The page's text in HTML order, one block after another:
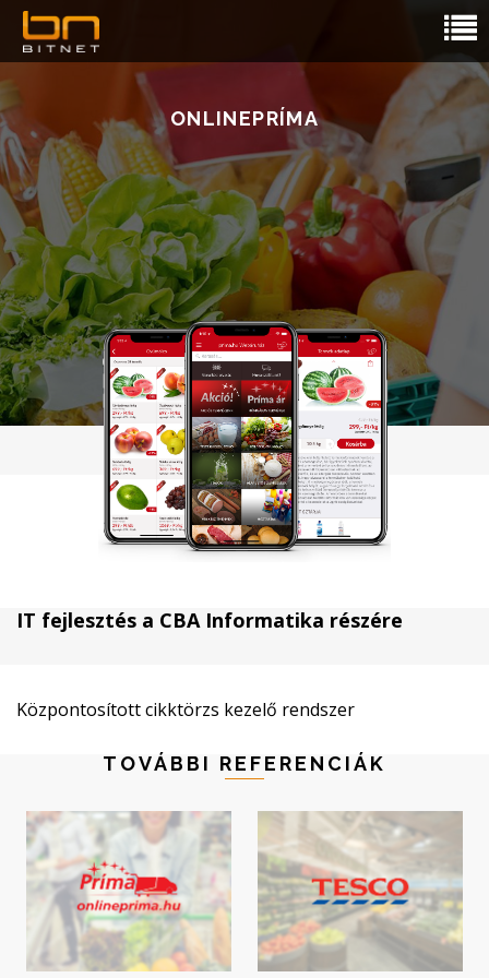
ONLINEPRÍMA
IT fejlesztés a CBA Informatika részére
Központosított cikktörzs kezelő rendszer
TOVÁBBI REFERENCIÁK